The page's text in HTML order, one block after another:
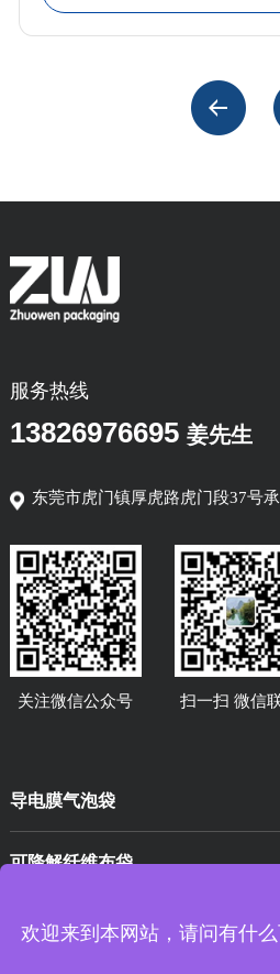
服务热线
13826976695 姜先生
东莞市虎门镇厚虎路虎门段37号
关注微信公众号 扫一扫 微信
导电膜气泡袋
可降解纤维布袋
EPE异型材
欢迎来到本网站，请问有什么